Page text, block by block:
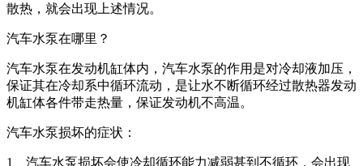
散热，就会出现上述情况。
汽车水泵在哪里？
汽车水泵在发动机缸体内，汽车水泵的作用是对冷却液加压，
保证其在冷却系中循环流动，是让水不断循环经过散热器发动
机缸体各件带走热量，保证发动机不高温。
汽车水泵损坏的症状：
1、汽车水泵损坏会使冷却循环能力减弱甚到不循环，会出现